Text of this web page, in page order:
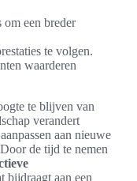
om een breder
te volgen.
waarderen
te blijven van
verandert
aan nieuwe
de tijd te nemen
bijdraagt aan een